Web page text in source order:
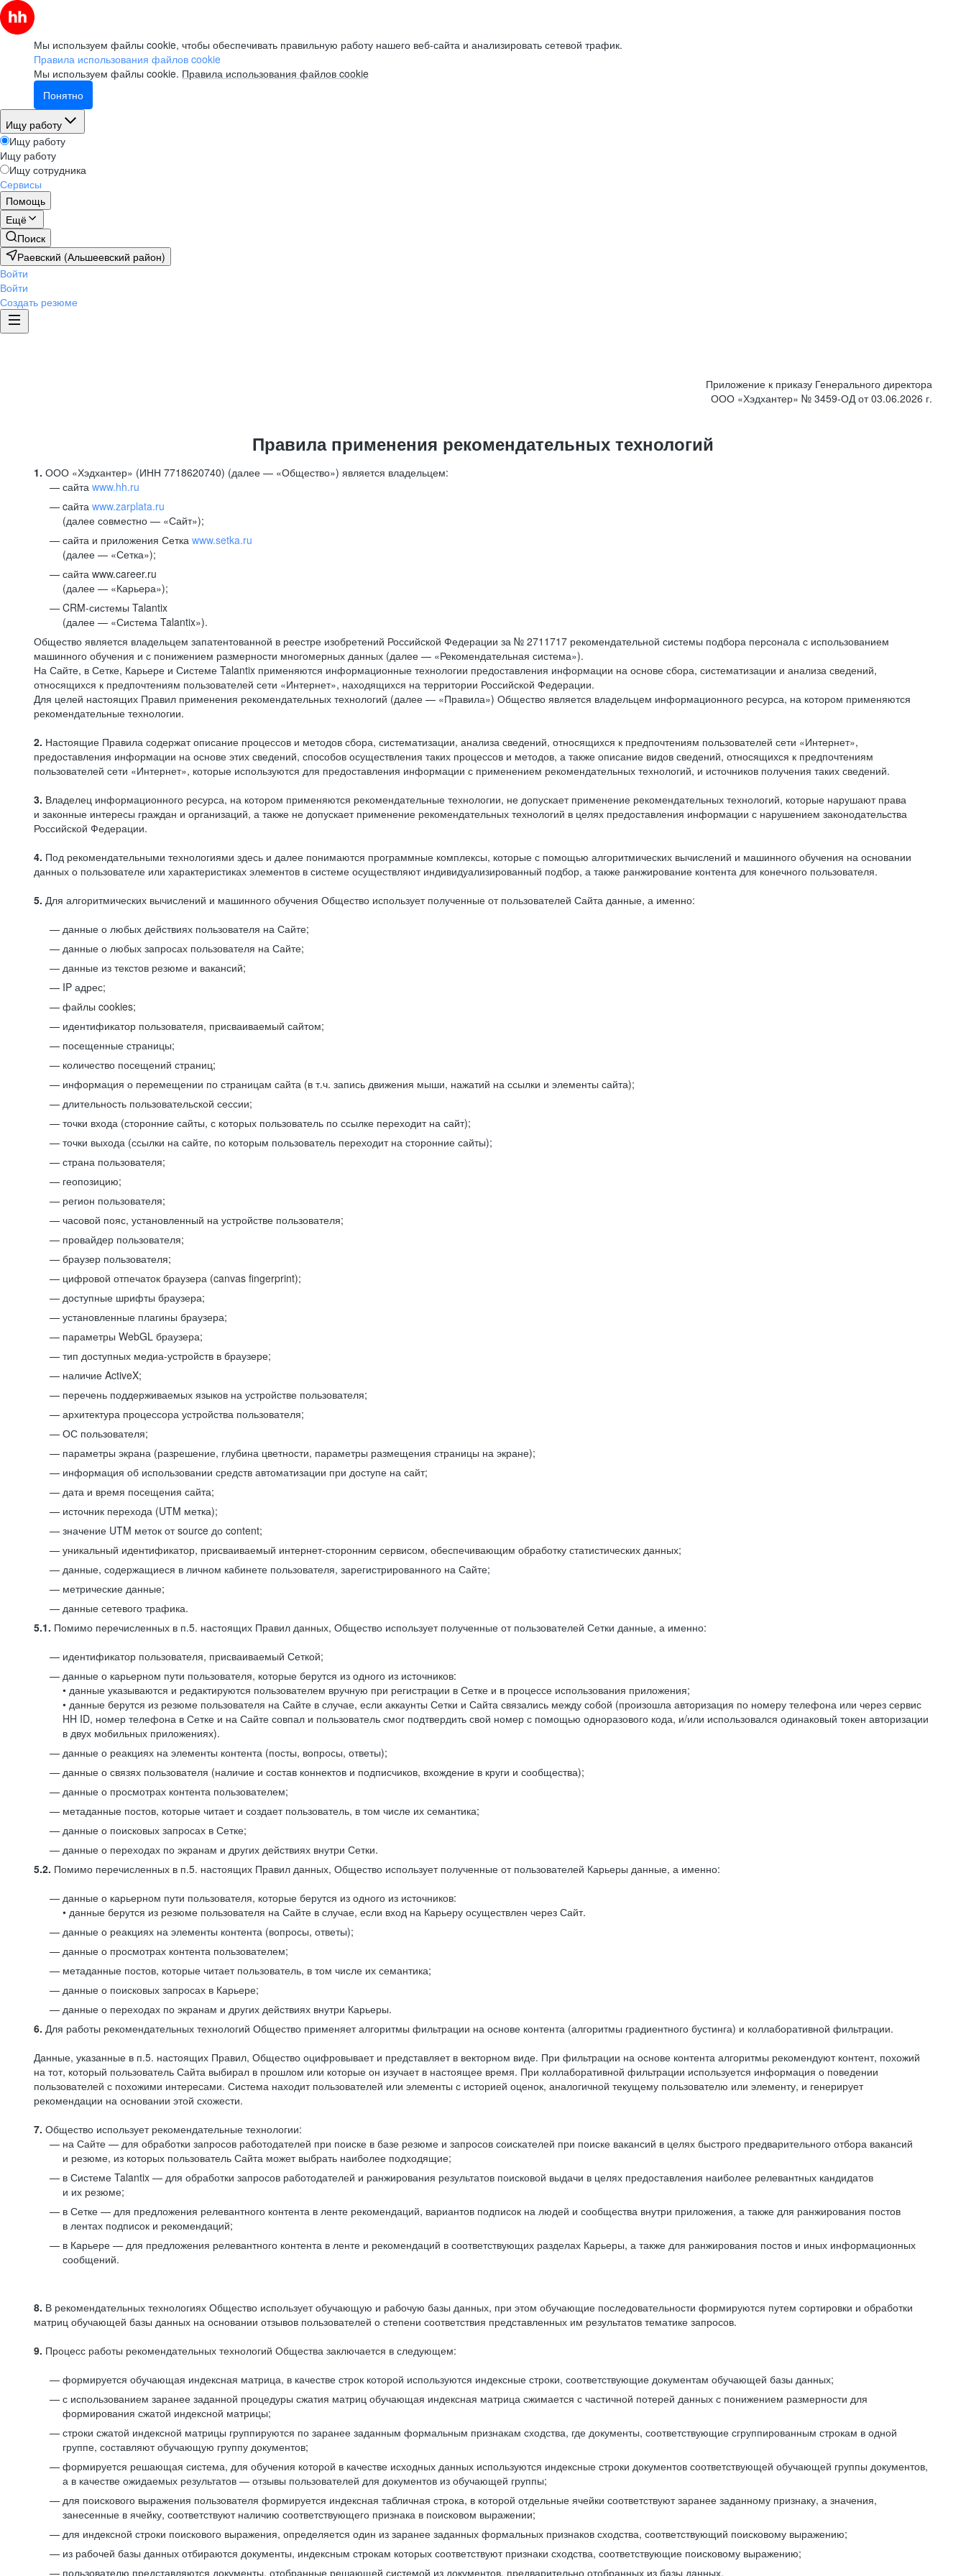
Мы используем файлы cookie, чтобы обеспечивать правильную работу нашего веб-сайта и анализировать сетевой трафик.
Правила использования файлов cookie
Мы используем файлы cookie. Правила использования файлов cookie
Понятно
Ищу работу
Ищу работу
Ищу работу
Ищу сотрудника
Сервисы
Помощь
Ещё
Поиск
Раевский (Альшеевский район)
Войти
Войти
Создать резюме
Приложение к приказу Генерального директора
ООО «Хэдхантер» № 3459-ОД от 03.06.2026 г.
Правила применения рекомендательных технологий
1. ООО «Хэдхантер» (ИНН 7718620740) (далее — «Общество») является владельцем:
сайта www.hh.ru
cайта www.zarplata.ru
(далее совместно — «Сайт»);
сайта и приложения Сетка www.setka.ru
(далее — «Сетка»);
сайта www.career.ru
(далее — «Карьера»);
CRM-системы Talantix
(далее — «Система Talantix»).
Общество является владельцем запатентованной в реестре изобретений Российской Федерации за № 2711717 рекомендательной системы подбора персонала с использованием
машинного обучения и с понижением размерности многомерных данных (далее — «Рекомендательная система»).
На Сайте, в Сетке, Карьере и Системе Talantix применяются информационные технологии предоставления информации на основе сбора, систематизации и анализа сведений,
относящихся к предпочтениям пользователей сети «Интернет», находящихся на территории Российской Федерации.
Для целей настоящих Правил применения рекомендательных технологий (далее — «Правила») Общество является владельцем информационного ресурса, на котором применяются
рекомендательные технологии.
2. Настоящие Правила содержат описание процессов и методов сбора, систематизации, анализа сведений, относящихся к предпочтениям пользователей сети «Интернет»,
предоставления информации на основе этих сведений, способов осуществления таких процессов и методов, а также описание видов сведений, относящихся к предпочтениям
пользователей сети «Интернет», которые используются для предоставления информации с применением рекомендательных технологий, и источников получения таких сведений.
3. Владелец информационного ресурса, на котором применяются рекомендательные технологии, не допускает применение рекомендательных технологий, которые нарушают права
и законные интересы граждан и организаций, а также не допускает применение рекомендательных технологий в целях предоставления информации с нарушением законодательства
Российской Федерации.
4. Под рекомендательными технологиями здесь и далее понимаются программные комплексы, которые с помощью алгоритмических вычислений и машинного обучения на основании
данных о пользователе или характеристиках элементов в системе осуществляют индивидуализированный подбор, а также ранжирование контента для конечного пользователя.
5. Для алгоритмических вычислений и машинного обучения Общество использует полученные от пользователей Сайта данные, а именно:
данные о любых действиях пользователя на Сайте;
данные о любых запросах пользователя на Сайте;
данные из текстов резюме и вакансий;
IP адрес;
файлы cookies;
идентификатор пользователя, присваиваемый сайтом;
посещенные страницы;
количество посещений страниц;
информация о перемещении по страницам сайта (в т.ч. запись движения мыши, нажатий на ссылки и элементы сайта);
длительность пользовательской сессии;
точки входа (сторонние сайты, с которых пользователь по ссылке переходит на сайт);
точки выхода (ссылки на сайте, по которым пользователь переходит на сторонние сайты);
страна пользователя;
геопозицию;
регион пользователя;
часовой пояс, установленный на устройстве пользователя;
провайдер пользователя;
браузер пользователя;
цифровой отпечаток браузера (canvas fingerprint);
доступные шрифты браузера;
установленные плагины браузера;
параметры WebGL браузера;
тип доступных медиа-устройств в браузере;
наличие ActiveX;
перечень поддерживаемых языков на устройстве пользователя;
архитектура процессора устройства пользователя;
ОС пользователя;
параметры экрана (разрешение, глубина цветности, параметры размещения страницы на экране);
информация об использовании средств автоматизации при доступе на сайт;
дата и время посещения сайта;
источник перехода (UTM метка);
значение UTM меток от source до content;
уникальный идентификатор, присваиваемый интернет-сторонним сервисом, обеспечивающим обработку статистических данных;
данные, содержащиеся в личном кабинете пользователя, зарегистрированного на Сайте;
метрические данные;
данные сетевого трафика.
5.1. Помимо перечисленных в п.5. настоящих Правил данных, Общество использует полученные от пользователей Сетки данные, а именно:
идентификатор пользователя, присваиваемый Сеткой;
данные о карьерном пути пользователя, которые берутся из одного из источников:
• данные указываются и редактируются пользователем вручную при регистрации в Сетке и в процессе использования приложения;
• данные берутся из резюме пользователя на Сайте в случае, если аккаунты Сетки и Сайта связались между собой (произошла авторизация по номеру телефона или через сервис
HH ID, номер телефона в Сетке и на Сайте совпал и пользователь смог подтвердить свой номер с помощью одноразового кода, и/или использовался одинаковый токен авторизации
в двух мобильных приложениях).
данные о реакциях на элементы контента (посты, вопросы, ответы);
данные о связях пользователя (наличие и состав коннектов и подписчиков, вхождение в круги и сообщества);
данные о просмотрах контента пользователем;
метаданные постов, которые читает и создает пользователь, в том числе их семантика;
данные о поисковых запросах в Сетке;
данные о переходах по экранам и других действиях внутри Сетки.
5.2. Помимо перечисленных в п.5. настоящих Правил данных, Общество использует полученные от пользователей Карьеры данные, а именно:
данные о карьерном пути пользователя, которые берутся из одного из источников:
• данные берутся из резюме пользователя на Сайте в случае, если вход на Карьеру осуществлен через Сайт.
данные о реакциях на элементы контента (вопросы, ответы);
данные о просмотрах контента пользователем;
метаданные постов, которые читает пользователь, в том числе их семантика;
данные о поисковых запросах в Карьере;
данные о переходах по экранам и других действиях внутри Карьеры.
6. Для работы рекомендательных технологий Общество применяет алгоритмы фильтрации на основе контента (алгоритмы градиентного бустинга) и коллаборативной фильтрации.
Данные, указанные в п.5. настоящих Правил, Общество оцифровывает и представляет в векторном виде. При фильтрации на основе контента алгоритмы рекомендуют контент, похожий
на тот, который пользователь Сайта выбирал в прошлом или которые он изучает в настоящее время. При коллаборативной фильтрации используется информация о поведении
пользователей с похожими интересами. Система находит пользователей или элементы с историей оценок, аналогичной текущему пользователю или элементу, и генерирует
рекомендации на основании этой схожести.
7. Общество использует рекомендательные технологии:
на Сайте — для обработки запросов работодателей при поиске в базе резюме и запросов соискателей при поиске вакансий в целях быстрого предварительного отбора вакансий
и резюме, из которых пользователь Сайта может выбрать наиболее подходящие;
в Системе Talantix — для обработки запросов работодателей и ранжирования результатов поисковой выдачи в целях предоставления наиболее релевантных кандидатов
и их резюме;
в Сетке — для предложения релевантного контента в ленте рекомендаций, вариантов подписок на людей и сообщества внутри приложения, а также для ранжирования постов
в лентах подписок и рекомендаций;
в Карьере — для предложения релевантного контента в ленте и рекомендаций в соответствующих разделах Карьеры, а также для ранжирования постов и иных информационных
сообщений.
8. В рекомендательных технологиях Общество использует обучающую и рабочую базы данных, при этом обучающие последовательности формируются путем сортировки и обработки
матриц обучающей базы данных на основании отзывов пользователей о степени соответствия представленных им результатов тематике запросов.
9. Процесс работы рекомендательных технологий Общества заключается в следующем:
формируется обучающая индексная матрица, в качестве строк которой используются индексные строки, соответствующие документам обучающей базы данных;
с использованием заранее заданной процедуры сжатия матриц обучающая индексная матрица сжимается с частичной потерей данных с понижением размерности для
формирования сжатой индексной матрицы;
строки сжатой индексной матрицы группируются по заранее заданным формальным признакам сходства, где документы, соответствующие сгруппированным строкам в одной
группе, составляют обучающую группу документов;
формируется решающая система, для обучения которой в качестве исходных данных используются индексные строки документов соответствующей обучающей группы документов,
а в качестве ожидаемых результатов — отзывы пользователей для документов из обучающей группы;
для поискового выражения пользователя формируется индексная табличная строка, в которой отдельные ячейки соответствуют заранее заданному признаку, а значения,
занесенные в ячейку, соответствуют наличию соответствующего признака в поисковом выражении;
для индексной строки поискового выражения, определяется один из заранее заданных формальных признаков сходства, соответствующий поисковому выражению;
из рабочей базы данных отбираются документы, индексным строкам которых соответствуют признаки сходства, соответствующие поисковому выражению;
пользователю представляются документы, отобранные решающей системой из документов, предварительно отобранных из базы данных.